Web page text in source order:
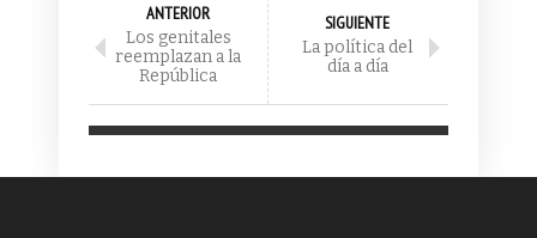
ANTERIOR
Los genitales
reemplazan a la
República
SIGUIENTE
La política del
día a día